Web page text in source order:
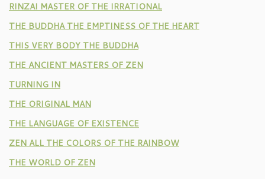
RINZAI MASTER OF THE IRRATIONAL
THE BUDDHA THE EMPTINESS OF THE HEART
THIS VERY BODY THE BUDDHA
THE ANCIENT MASTERS OF ZEN
TURNING IN
THE ORIGINAL MAN
THE LANGUAGE OF EXISTENCE
ZEN ALL THE COLORS OF THE RAINBOW
THE WORLD OF ZEN